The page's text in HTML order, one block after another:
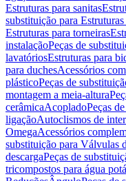
Estruturas para sanitas
substituição para
Estruturas para torneiras
instalaçãoPeças de
lavatóriosEstruturas para
para duchesAcessórios
plásticoPeças de
montagem a meia-altura
cerâmicaAcopladoPeças
ligaçãoAutoclismos de
OmegaAcessórios
substituição para Válvulas
descargaPeças de
tricompostos para água